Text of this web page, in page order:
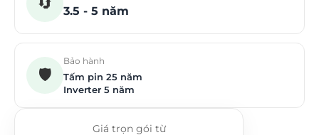
3.5 - 5 năm
🛡️
Bảo hành
Tấm pin 25 năm
Inverter 5 năm
Giá trọn gói từ